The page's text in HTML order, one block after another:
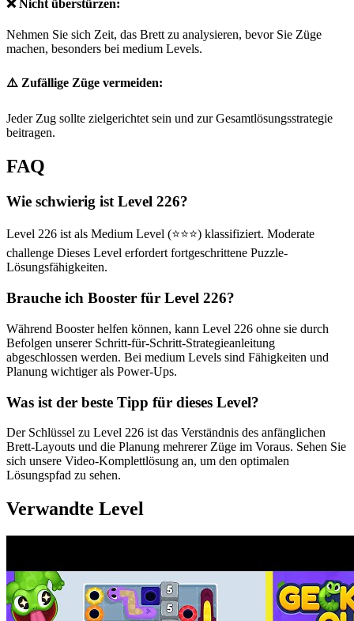
❌ Nicht überstürzen:
Nehmen Sie sich Zeit, das Brett zu analysieren, bevor Sie Züge
machen, besonders bei medium Levels.
⚠️ Zufällige Züge vermeiden:
Jeder Zug sollte zielgerichtet sein und zur Gesamtlösungsstrategie
beitragen.
FAQ
Wie schwierig ist Level 226?
Level 226 ist als Medium Level (⭐⭐⭐) klassifiziert. Moderate
challenge Dieses Level erfordert fortgeschrittene Puzzle-
Lösungsfähigkeiten.
Brauche ich Booster für Level 226?
Während Booster helfen können, kann Level 226 ohne sie durch
Befolgen unserer Schritt-für-Schritt-Strategieanleitung
abgeschlossen werden. Bei medium Levels sind Fähigkeiten und
Planung wichtiger als Power-Ups.
Was ist der beste Tipp für dieses Level?
Der Schlüssel zu Level 226 ist das Verständnis des anfänglichen
Brett-Layouts und die Planung mehrerer Züge im Voraus. Sehen Sie
sich unsere Video-Komplettlösung an, um den optimalen
Lösungspfad zu sehen.
Verwandte Level